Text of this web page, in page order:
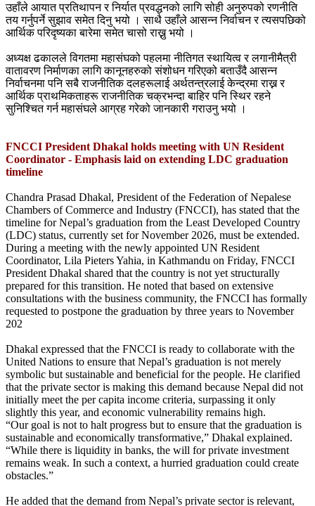
उहाँले आयात प्रतिथापन र निर्यात प्रवद्धनको लागि सोही अनुरुपको रणनीति
तय गर्नुपर्ने सुझाव समेत दिनु भयो । साथै उहाँले आसन्न निर्वाचन र त्यसपछिको
आर्थिक परिदृष्यका बारेमा समेत चासो राख्नु भयो ।
अध्यक्ष ढकालले विगतमा महासंघको पहलमा नीतिगत स्थायित्व र लगानीमैत्री
वातावरण निर्माणका लागि कानूनहरुको संशोधन गरिएको बताउँदै आसन्न
निर्वाचनमा पनि सबै राजनीतिक दलहरूलाई अर्थतन्त्रलाई केन्द्रमा राख्न र
आर्थिक प्राथमिकताहरू राजनीतिक चक्रभन्दा बाहिर पनि स्थिर रहने
सुनिश्चित गर्न महासंघले आग्रह गरेको जानकारी गराउनु भयो ।
FNCCI President Dhakal holds meeting with UN Resident
Coordinator - Emphasis laid on extending LDC graduation
timeline
Chandra Prasad Dhakal, President of the Federation of Nepalese
Chambers of Commerce and Industry (FNCCI), has stated that the
timeline for Nepal’s graduation from the Least Developed Country
(LDC) status, currently set for November 2026, must be extended.
During a meeting with the newly appointed UN Resident
Coordinator, Lila Pieters Yahia, in Kathmandu on Friday, FNCCI
President Dhakal shared that the country is not yet structurally
prepared for this transition. He noted that based on extensive
consultations with the business community, the FNCCI has formally
requested to postpone the graduation by three years to November
202
Dhakal expressed that the FNCCI is ready to collaborate with the
United Nations to ensure that Nepal’s graduation is not merely
symbolic but sustainable and beneficial for the people. He clarified
that the private sector is making this demand because Nepal did not
initially meet the per capita income criteria, surpassing it only
slightly this year, and economic vulnerability remains high.
“Our goal is not to halt progress but to ensure that the graduation is
sustainable and economically transformative,” Dhakal explained.
“While there is liquidity in banks, the will for private investment
remains weak. In such a context, a hurried graduation could create
obstacles.”
He added that the demand from Nepal’s private sector is relevant,